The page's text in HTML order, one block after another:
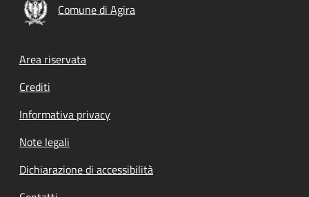
Comune di Agira
Footer menu
Area riservata
Crediti
Informativa privacy
Note legali
Dichiarazione di accessibilità